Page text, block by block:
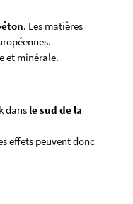
. Les matières
et minérale.
dans le sud de la
effets peuvent donc